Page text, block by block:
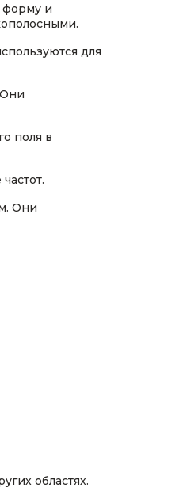
форму и
для
поля в
Они
областях.